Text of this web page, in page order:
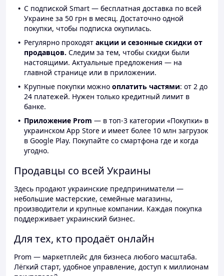
С подпиской Smart — бесплатная доставка по всей
Украине за 50 грн в месяц. Достаточно одной
покупки, чтобы подписка окупилась.
Регулярно проходят акции и сезонные скидки от
продавцов. Следим за тем, чтобы скидки были
настоящими. Актуальные предложения — на
главной странице или в приложении.
Крупные покупки можно оплатить частями: от 2 до
24 платежей. Нужен только кредитный лимит в
банке.
Приложение Prom — в топ-3 категории «Покупки» в
украинском App Store и имеет более 10 млн загрузок
в Google Play. Покупайте со смартфона где и когда
угодно.
Продавцы со всей Украины
Здесь продают украинские предприниматели —
небольшие мастерские, семейные магазины,
производители и крупные компании. Каждая покупка
поддерживает украинский бизнес.
Для тех, кто продаёт онлайн
Prom — маркетплейс для бизнеса любого масштаба.
Лёгкий старт, удобное управление, доступ к миллионам